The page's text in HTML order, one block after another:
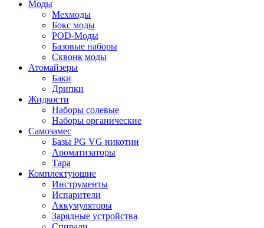
Моды
Мехмоды
Бокс моды
POD-Моды
Базовые наборы
Сквонк моды
Атомайзеры
Баки
Дрипки
Жидкости
Наборы солевые
Наборы органические
Самозамес
Базы PG VG никотин
Ароматизаторы
Тара
Комплектующие
Инструменты
Испарители
Аккумуляторы
Зарядные устройства